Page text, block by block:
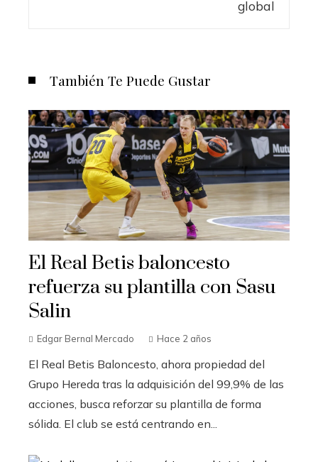
También Te Puede Gustar
El Real Betis baloncesto
refuerza su plantilla con Sasu
Salin
Edgar Bernal Mercado Hace 2 años
El Real Betis Baloncesto, ahora propiedad del
Grupo Hereda tras la adquisición del 99,9% de las
acciones, busca reforzar su plantilla de forma
sólida. El club se está centrando en...